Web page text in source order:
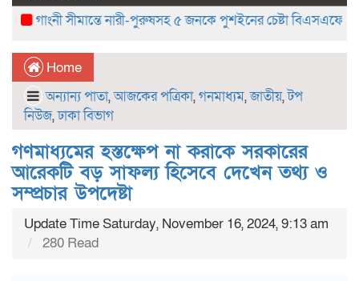
গাংনী সীমান্তে নারী-পুরুষসহ ৫ জনকে পুশইনের চেষ্টা বিএসএফের,
Home
অন্যান্য পাতা,আজকের পত্রিকা,গনমাধ্যম,জাতীয়,টপ
নিউজ,ঢাকা বিভাগ
গণমাধ্যমের হস্তক্ষেপ না করাকে সরকারের
আরেকটি বড় সাফল্য হিসেবে দেখেন তথ্য ও
সম্প্রচার উপদেষ্টা
Update Time Saturday, November 16, 2024, 9:13 am
280 Read